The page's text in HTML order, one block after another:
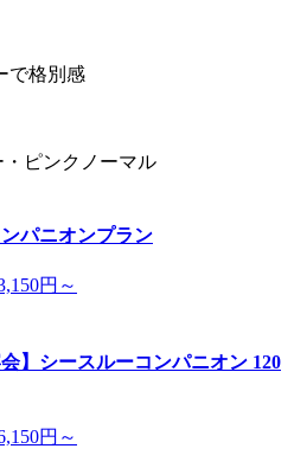
で格別感
ピンク ノーマル
パニオンプラン
円～
会】シースルーコンパニオン 120
円～